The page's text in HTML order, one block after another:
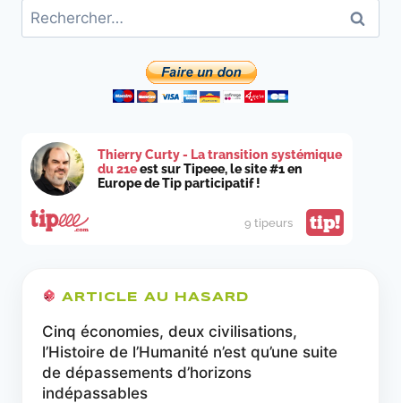
Rechercher :
Thierry Curty - La transition systémique
du 21eest sur Tipeee, le site #1 en
Europe de Tip participatif !
9 tipeurs tip!
ARTICLE AU HASARD
Cinq économies, deux civilisations,
l’Histoire de l’Humanité n’est qu’une suite
de dépassements d’horizons
indépassables